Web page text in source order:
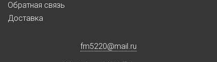
Обратная связь
Доставка
fm5220@mail.ru